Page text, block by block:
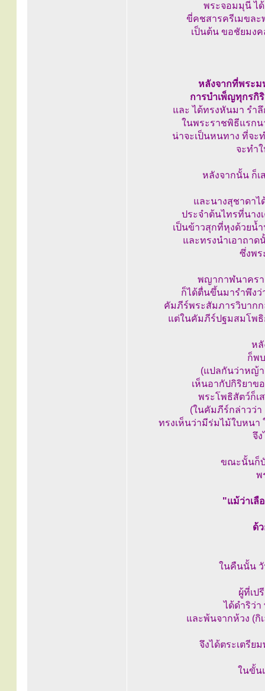
พระจอมมุนี ไ
ขี่คชสารครีเมขละ
เป็นต้น ขอชัยมง
หลังจากที่พระม
การบำเพ็ญทุกรกิ
และ ได้ทรงหันมา รำ
ในพระราชพิธีแรก
น่าจะเป็นหนทาง ที่จะ
จะทำ
หลังจากนั้น ก็เ
และนางสุชาดาไ
ประจำต้นไทรที่นาง
เป็นข้าวสุกที่หุงด้วยน้
และทรงนำเอาถา
ซึ่งพร
พญากาฬนาครา
ก็ได้ตื่นขึ้นมารำพึง
คัมภีร์พระสัมภารวิบาก
แต่ในคัมภีร์ปฐมสมโพธิ
หลั
ก็พ
(แปลกันว่าหญ้
เห็นอากัปกิริยาข
พระโพธิสัตว์ก็เ
(ในคัมภีร์กล่าวว่า
ทรงเห็นว่ามีร่มไม้ใบหนา
จึ
ขณะนั้นก็บั
พ
"แม้ว่าเลื
ด้
ในคืนนั้น
ผู้ที่เป
ได้ดำริว่
และพ้นจากห้วง (กิ
จึงได้ตระเตรีย
ในขั้น